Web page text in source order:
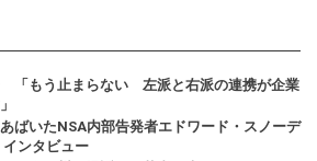
「もう止まらない 左派と右派の連携が企業
ばいたNSA内部告発者エドワード・スノーデ
ンタビュー